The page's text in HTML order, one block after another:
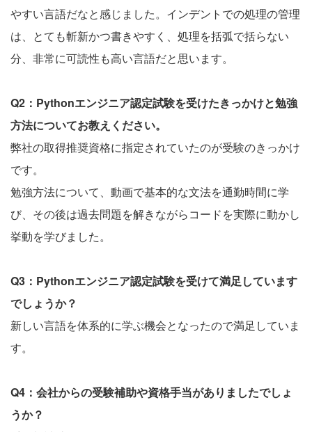
やすい言語だなと感じました。インデントでの処理の管理
は、とても斬新かつ書きやすく、処理を括弧で括らない
分、非常に可読性も高い言語だと思います。
Q2：Pythonエンジニア認定試験を受けたきっかけと勉強
方法についてお教えください。
弊社の取得推奨資格に指定されていたのが受験のきっかけ
です。
勉強方法について、動画で基本的な文法を通勤時間に学
び、その後は過去問題を解きながらコードを実際に動かし
挙動を学びました。
Q3：Pythonエンジニア認定試験を受けて満足しています
でしょうか？
新しい言語を体系的に学ぶ機会となったので満足していま
す。
Q4：会社からの受験補助や資格手当がありましたでしょ
うか？